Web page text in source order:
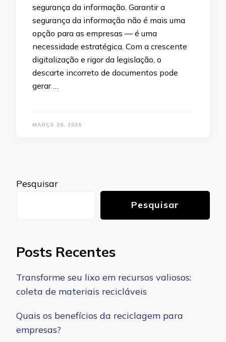
segurança da informação. Garantir a
segurança da informação não é mais uma
opção para as empresas — é uma
necessidade estratégica. Com a crescente
digitalização e rigor da legislação, o
descarte incorreto de documentos pode
gerar …
MARÇO 26, 2026
Pesquisar
Pesquisar
Posts Recentes
Transforme seu lixo em recursos valiosos:
coleta de materiais recicláveis
Quais os benefícios da reciclagem para
empresas?